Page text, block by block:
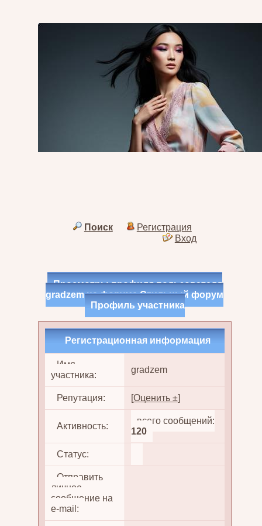
Поиск
Регистрация
Вход
Просмотры профиля пользователя
gradzem на форуме Стильный форум
Профиль участника
Регистрационная информация
Имя
участника:
gradzem
Репутация: [Оценить ±]
Активность:
всего сообщений:
120
Статус:
Отправить
личное
сообщение на
e-mail: